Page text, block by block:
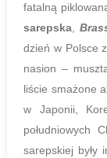
fatalną
sarepska,
dzień w Polsce
nasion –
liście smażone
w Japonii,
południowych
sarepskiej były